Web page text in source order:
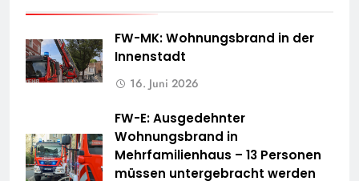
FW-MK: Wohnungsbrand in der
Innenstadt
16. Juni 2026
FW-E: Ausgedehnter
Wohnungsbrand in
Mehrfamilienhaus – 13 Personen
müssen untergebracht werden